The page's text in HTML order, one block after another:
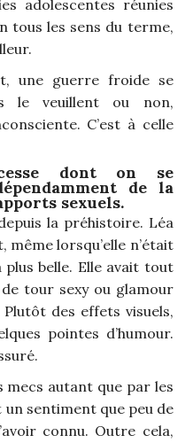
adolescentes réunies
tous les sens du terme,
une guerre froide se
le veuillent ou non,
C’est à celle
dont on se
de la
sexuels.
la préhistoire. Léa
même lorsqu’elle n’était
belle. Elle avait tout
tour sexy ou glamour
des effets visuels,
pointes d’humour.
autant que par les
un sentiment que peu de
connu. Outre cela,